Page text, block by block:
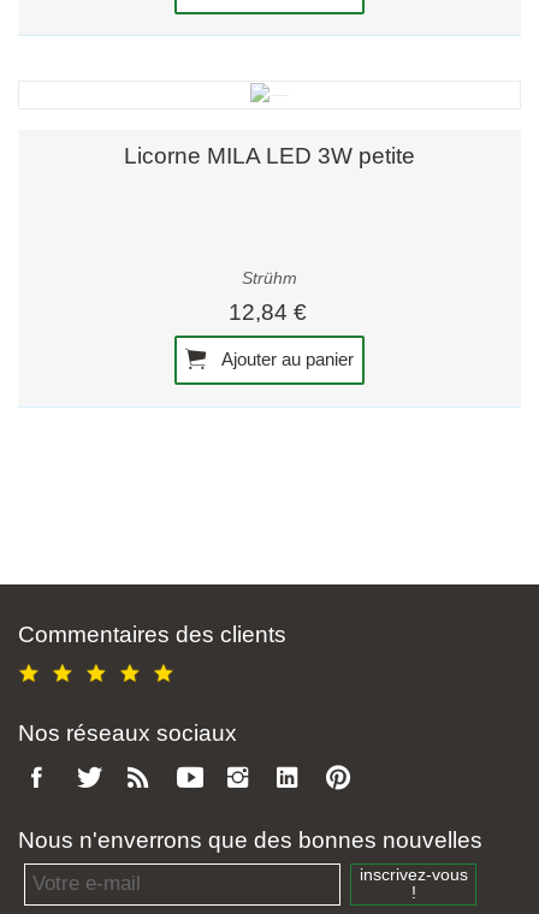
Licorne MILA LED 3W petite
Strühm
12,84 €
Ajouter au panier
Commentaires des clients
Nos réseaux sociaux
Nous n'enverrons que des bonnes nouvelles
Email address
inscrivez-vous
!